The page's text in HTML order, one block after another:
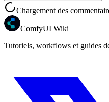
Chargement des
ComfyUI Wiki
Tutoriels, workflows et guides